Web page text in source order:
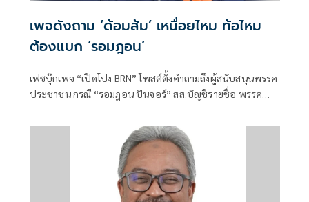
เพจดังถาม ‘ด้อมส้ม’ เหนื่อยไหม ท้อไหม
ต้องแบก ‘รอมฎอน’
เฟซบุ๊กเพจ “เปิดโปง BRN” โพสต์ตั้งคำถามถึงผู้สนับสนุนพรรค
ประชาชน กรณี “รอมฎอน ปันจอร์” สส.บัญชีรายชื่อ พรรค